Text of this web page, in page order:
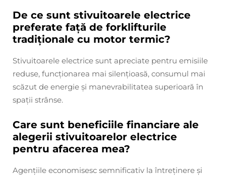
De ce sunt stivuitoarele electrice
preferate față de forklifturile
tradiționale cu motor termic?
Stivuitoarele electrice sunt apreciate pentru emisiile
reduse, funcționarea mai silențioasă, consumul mai
scăzut de energie și manevrabilitatea superioară în
spații strânse.
Care sunt beneficiile financiare ale
alegerii stivuitoarelor electrice
pentru afacerea mea?
Agențiile economisesc semnificativ la întreținere și